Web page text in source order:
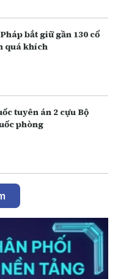
bắt giữ gần 130 cổ
quá khích
tuyên án 2 cựu Bộ
phòng